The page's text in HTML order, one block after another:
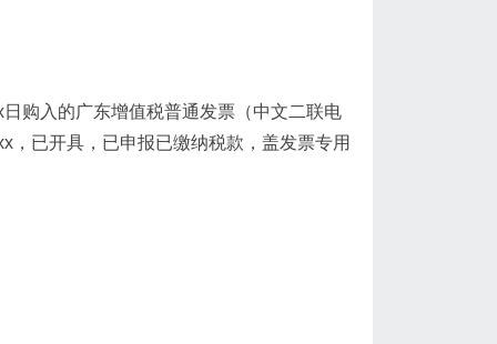
购入的广东增值税普通发票（中文二联电
，已开具，已申报已缴纳税款，盖发票专用